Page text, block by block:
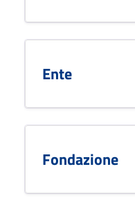
Ente
Fondazione